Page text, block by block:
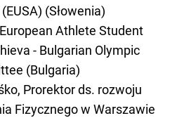
(Słowenia)
Athlete Student
- Bulgarian Olympic
(Bulgaria)
Prorektor ds. rozwoju
Fizycznego w Warszawie